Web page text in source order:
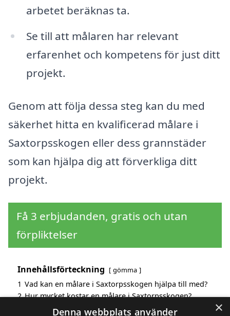
arbetet beräknas ta.
Se till att målaren har relevant
erfarenhet och kompetens för just ditt
projekt.
Genom att följa dessa steg kan du med
säkerhet hitta en kvalificerad målare i
Saxtorpsskogen eller dess grannstäder
som kan hjälpa dig att förverkliga ditt
projekt.
Få 3 erbjudanden, gratis och utan
förpliktelser
Innehållsförteckning gömma
1 Vad kan en målare i Saxtorpsskogen hjälpa till med?
2 Hur mycket kostar en målare i Saxtorpsskogen?
Fördelar med att välja målare i Saxtorpsskogen
×
Denna webbplats använder